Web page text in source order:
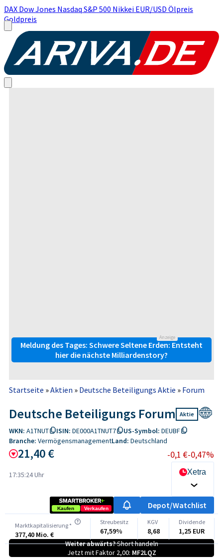
DAX Dow Jones Nasdaq S&P 500 Nikkei EUR/USD Ölpreis
Goldpreis
Anzeige
Meldung des Tages: Schwere Seltene Erden: Entsteht
hier die nächste Milliardenstory?
Startseite »Aktien » Deutsche Beteiligungs Aktie » Forum
Deutsche Beteiligungs Forum Aktie
WKN: A1TNUT ISIN: DE000A1TNUT7 US-Symbol: DEUBF
Branche: VermögensmanagementLand: Deutschland
21,40 € -0,1 €-0,47%
17:35:24 Uhr Xetra
Kaufen Verkaufen Depot/Watchlist
Marktkapitalisierung *
377,40 Mio. €
Streubesitz
67,59%
KGV
8,68
Dividende
1,25 EUR
Weiter abwärts?Short handeln
Jetzt mit Faktor 2,00: MF2LQZ